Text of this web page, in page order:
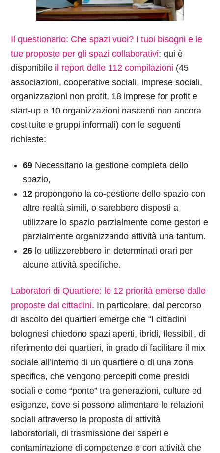
Il questionario: Che spazi vuoi? I tuoi bisogni e le
tue proposte per gli spazi collaborativi: qui è
disponibile il report delle 112 compilazioni (45
associazioni, cooperative sociali, imprese sociali,
organizzazioni non profit, 18 imprese for profit e
start-up e 10 organizzazioni nascenti non ancora
costituite e gruppi informali) con le seguenti
richieste:
69 Necessitano la gestione completa dello
spazio,
12 propongono la co-gestione dello spazio con
altre realtà simili, o sarebbero disposti a
utilizzare lo spazio parzialmente come gestori e
parzialmente organizzando attività una tantum.
26 lo utilizzerebbero in determinati orari per
alcune attività specifiche.
Laboratori di Quartiere: le 12 priorità emerse dalle
proposte dai cittadini. In particolare, dal percorso
di ascolto dei quartieri emerge che “I cittadini
bolognesi chiedono spazi aperti, ibridi, flessibili, di
riferimento dei quartieri, in grado di facilitare il mix
sociale all’interno di un quartiere o di una zona
specifica, che vengono percepiti come presidi
sociali e come “ponte” tra generazioni, culture ed
esigenze, dove si possono alimentare le relazioni
sociali attraverso la proposta di attività
laboratoriali, di trasmissione dei saperi e
contaminazione di competenze e con attività che